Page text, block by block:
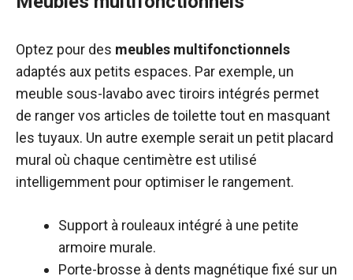
Optez pour des meubles multifonctionnels
adaptés aux petits espaces. Par exemple, un
meuble sous-lavabo avec tiroirs intégrés permet
de ranger vos articles de toilette tout en masquant
les tuyaux. Un autre exemple serait un petit placard
mural où chaque centimètre est utilisé
intelligemment pour optimiser le rangement.
Support à rouleaux intégré à une petite
armoire murale.
Porte-brosse à dents magnétique fixé sur un